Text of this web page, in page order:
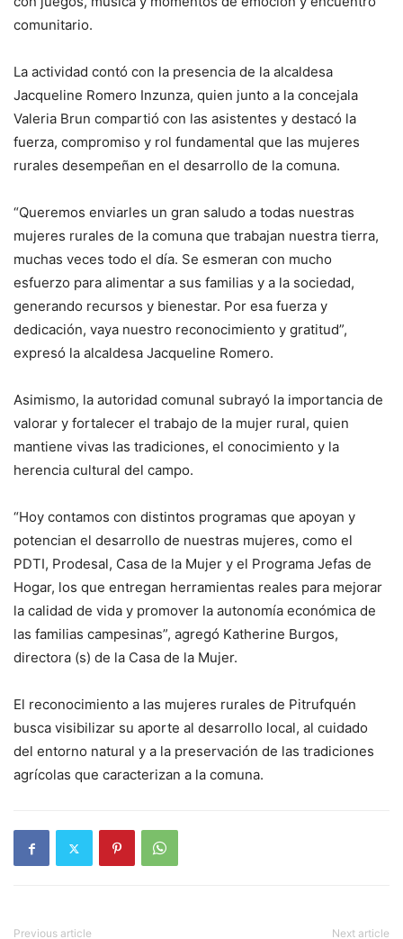
comunitario.
La actividad contó con la presencia de la alcaldesa
Jacqueline Romero Inzunza, quien junto a la concejala
Valeria Brun compartió con las asistentes y destacó la
fuerza, compromiso y rol fundamental que las mujeres
rurales desempeñan en el desarrollo de la comuna.
“Queremos enviarles un gran saludo a todas nuestras
mujeres rurales de la comuna que trabajan nuestra tierra,
muchas veces todo el día. Se esmeran con mucho
esfuerzo para alimentar a sus familias y a la sociedad,
generando recursos y bienestar. Por esa fuerza y
dedicación, vaya nuestro reconocimiento y gratitud”,
expresó la alcaldesa Jacqueline Romero.
Asimismo, la autoridad comunal subrayó la importancia de
valorar y fortalecer el trabajo de la mujer rural, quien
mantiene vivas las tradiciones, el conocimiento y la
herencia cultural del campo.
“Hoy contamos con distintos programas que apoyan y
potencian el desarrollo de nuestras mujeres, como el
PDTI, Prodesal, Casa de la Mujer y el Programa Jefas de
Hogar, los que entregan herramientas reales para mejorar
la calidad de vida y promover la autonomía económica de
las familias campesinas”, agregó Katherine Burgos,
directora (s) de la Casa de la Mujer.
El reconocimiento a las mujeres rurales de Pitrufquén
busca visibilizar su aporte al desarrollo local, al cuidado
del entorno natural y a la preservación de las tradiciones
agrícolas que caracterizan a la comuna.
Previous article Next article